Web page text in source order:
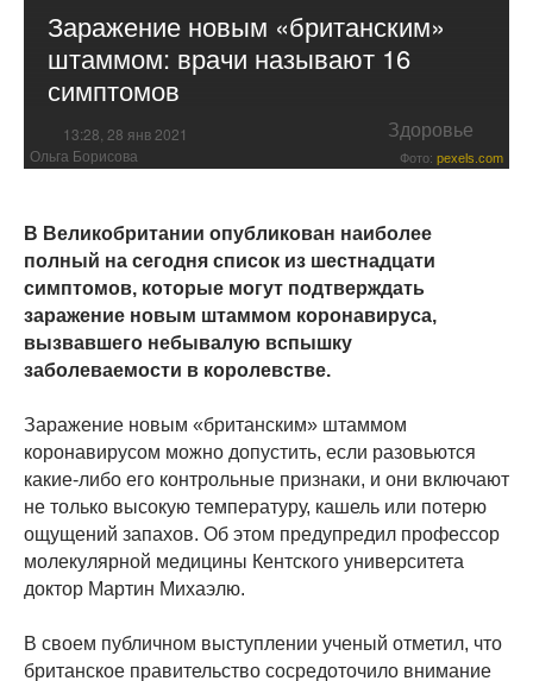
Заражение новым «британским»
штаммом: врачи называют 16
симптомов
13:28, 28 янв 2021 Здоровье
Ольга Борисова Фото: pexels.com
В Великобритании опубликован наиболее
полный на сегодня список из шестнадцати
симптомов, которые могут подтверждать
заражение новым штаммом коронавируса,
вызвавшего небывалую вспышку
заболеваемости в королевстве.
Заражение новым «британским» штаммом
коронавирусом можно допустить, если разовьются
какие-либо его контрольные признаки, и они включают
не только высокую температуру, кашель или потерю
ощущений запахов. Об этом предупредил профессор
молекулярной медицины Кентского университета
доктор Мартин Михаэлю.
В своем публичном выступлении ученый отметил, что
британское правительство сосредоточило внимание